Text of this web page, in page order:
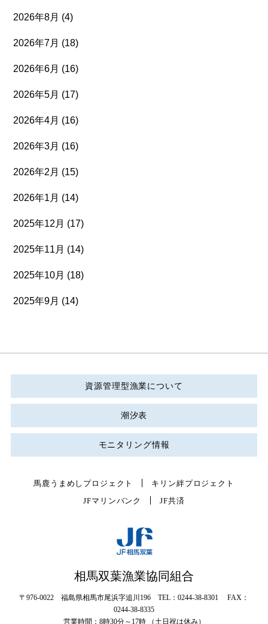
2026年8月 (4)
2026年7月 (18)
2026年6月 (16)
2026年5月 (17)
2026年4月 (16)
2026年3月 (16)
2026年2月 (15)
2026年1月 (14)
2025年12月 (17)
2025年11月 (14)
2025年10月 (18)
2025年9月 (14)
資源管理型漁業について
潮汐表
モニタリング情報
馬鹿うまめしプロジェクト
キリン絆プロジェクト
JFマリンバンク
JF共済
相馬双葉漁業協同組合
〒976-0022 福島県相馬市尾浜字追川196 TEL：0244-38-8301 FAX：
0244-38-8335
営業時間：8時30分～17時 （土日祝は休み）